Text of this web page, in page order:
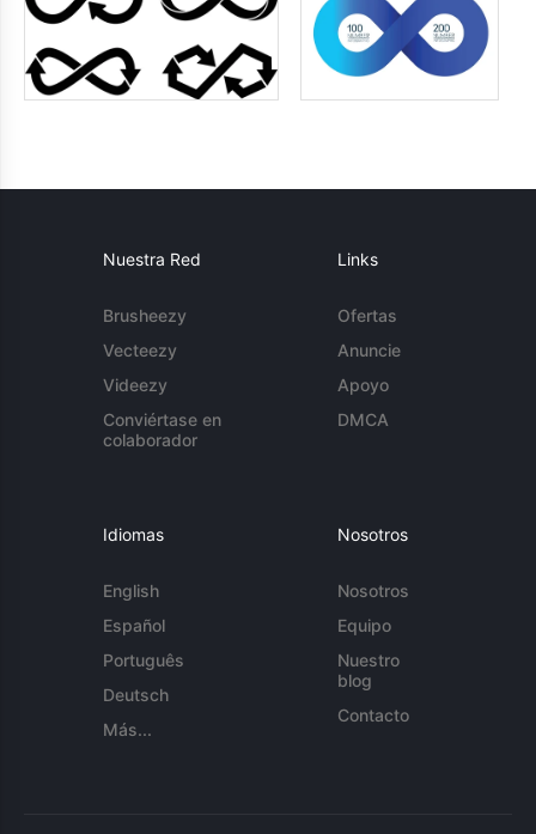
Nuestra Red
Brusheezy
Vecteezy
Videezy
Conviértase en
colaborador
Links
Ofertas
Anuncie
Apoyo
DMCA
Idiomas
English
Español
Português
Deutsch
Más...
Nosotros
Nosotros
Equipo
Nuestro
blog
Contacto